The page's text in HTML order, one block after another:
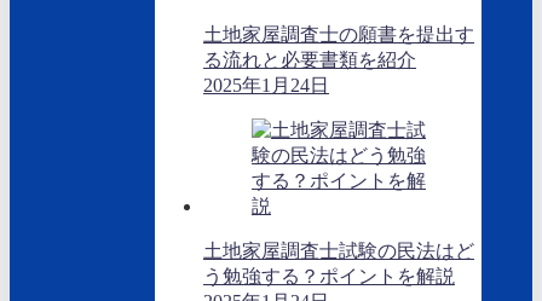
土地家屋調査士の願書を提出す
る流れと必要書類を紹介
2025年1月24日
土地家屋調査士試験の民法はど
う勉強する？ポイントを解説